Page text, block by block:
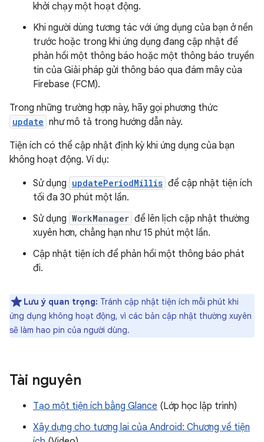
khởi chạy một hoạt động.
Khi người dùng tương tác với ứng dụng của bạn ở nền
trước hoặc trong khi ứng dụng đang cập nhật để
phản hồi một thông báo hoặc một thông báo truyền
tin của Giải pháp gửi thông báo qua đám mây của
Firebase (FCM).
Trong những trường hợp này, hãy gọi phương thức
update như mô tả trong hướng dẫn này.
Tiện ích có thể cập nhật định kỳ khi ứng dụng của bạn
không hoạt động. Ví dụ:
Sử dụng updatePeriodMillis để cập nhật tiện ích
tối đa 30 phút một lần.
Sử dụng WorkManager để lên lịch cập nhật thường
xuyên hơn, chẳng hạn như 15 phút một lần.
Cập nhật tiện ích để phản hồi một thông báo phát
đi.
Lưu ý quan trọng: Tránh cập nhật tiện ích mỗi phút khi
ứng dụng không hoạt động, vì các bản cập nhật thường xuyên
sẽ làm hao pin của người dùng.
Tài nguyên
Tạo một tiện ích bằng Glance (Lớp học lập trình)
Xây dựng cho tương lai của Android: Chương về tiện